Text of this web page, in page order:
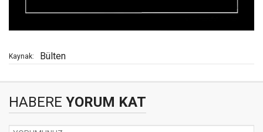
Kaynak: Bülten
HABERE YORUM KAT